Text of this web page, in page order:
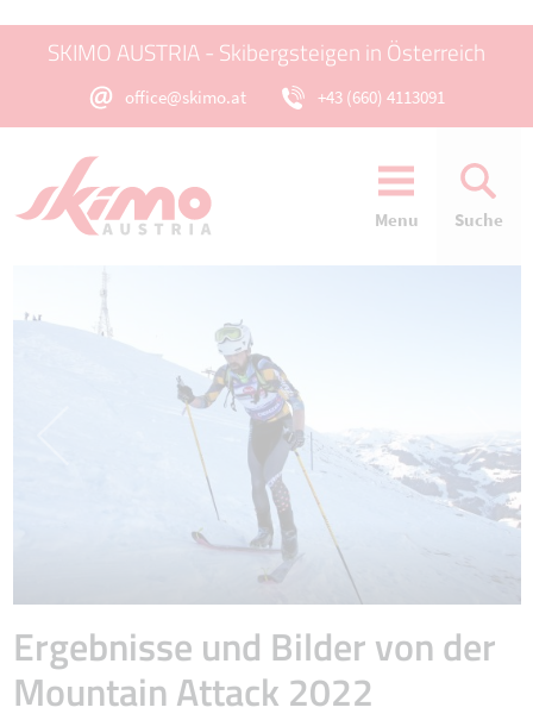
SKIMO AUSTRIA - Skibergsteigen in Österreich
office@skimo.at +43 (660) 4113091
Menu Suche
Ergebnisse und Bilder von der
Mountain Attack 2022